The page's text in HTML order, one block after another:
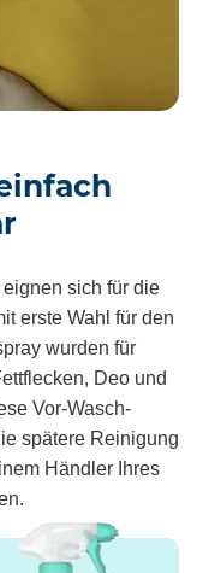
sich für die
erste Wahl für den
wurden für
Deo und
Vor-Wasch-
spätere Reinigung
Händler Ihres